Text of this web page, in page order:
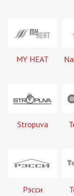
MY HEAT
Stropuva
Рэсси